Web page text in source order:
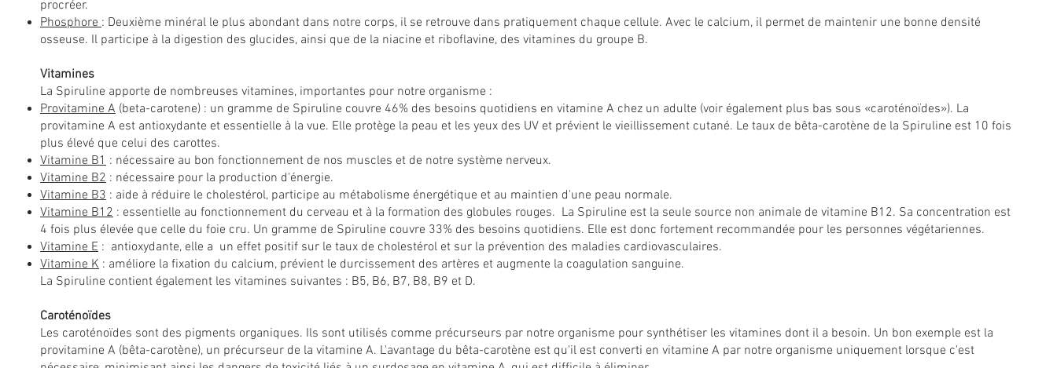
procréer.
Phosphore : Deuxième minéral le plus abondant dans notre corps, il se retrouve dans pratiquement chaque cellule. Avec le calcium, il permet de maintenir une bonne densité
osseuse. Il participe à la digestion des glucides, ainsi que de la niacine et riboflavine, des vitamines du groupe B.
Vitamines
La Spiruline apporte de nombreuses vitamines, importantes pour notre organisme :
Provitamine A (beta-carotene) : un gramme de Spiruline couvre 46% des besoins quotidiens en vitamine A chez un adulte (voir également plus bas sous «caroténoïdes»). La
provitamine A est antioxydante et essentielle à la vue. Elle protège la peau et les yeux des UV et prévient le vieillissement cutané. Le taux de bêta-carotène de la Spiruline est 10 fois
plus élevé que celui des carottes.
Vitamine B1 : nécessaire au bon fonctionnement de nos muscles et de notre système nerveux.
Vitamine B2 : nécessaire pour la production d'énergie.
Vitamine B3 : aide à réduire le cholestérol, participe au métabolisme énergétique et au maintien d'une peau normale.
Vitamine B12 : essentielle au fonctionnement du cerveau et à la formation des globules rouges. La Spiruline est la seule source non animale de vitamine B12. Sa concentration est
4 fois plus élevée que celle du foie cru. Un gramme de Spiruline couvre 33% des besoins quotidiens. Elle est donc fortement recommandée pour les personnes végétariennes.
Vitamine E : antioxydante, elle a un effet positif sur le taux de cholestérol et sur la prévention des maladies cardiovasculaires.
Vitamine K : améliore la fixation du calcium, prévient le durcissement des artères et augmente la coagulation sanguine.
La Spiruline contient également les vitamines suivantes : B5, B6, B7, B8, B9 et D.
Caroténoïdes
Les caroténoïdes sont des pigments organiques. Ils sont utilisés comme précurseurs par notre organisme pour synthétiser les vitamines dont il a besoin. Un bon exemple est la
provitamine A (bêta-carotène), un précurseur de la vitamine A. L'avantage du bêta-carotène est qu'il est converti en vitamine A par notre organisme uniquement lorsque c'est